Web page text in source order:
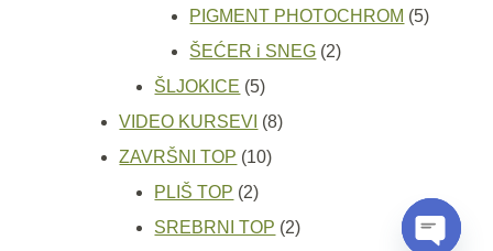
proizvoda
PIGMENT PHOTOCHROM 55
ŠEĆER i SNEG 22
ŠLJOKICE 55
proizvoda
VIDEO KURSEVI 88
ZAVRŠNI TOP 1010
PLIŠ TOP 22
proizvoda
SREBRNI TOP 22